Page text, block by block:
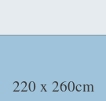
220 x 260cm